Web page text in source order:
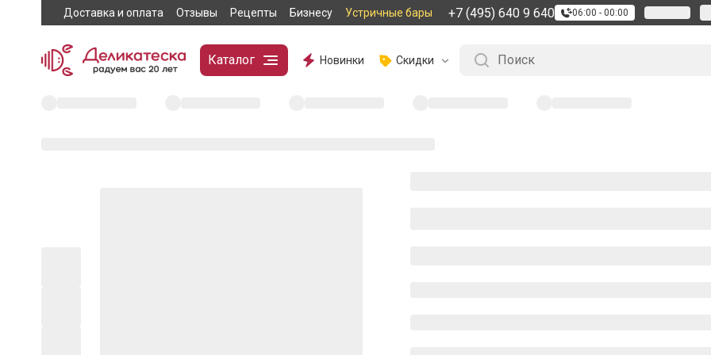
Доставка и оплата Отзывы Рецепты Бизнесу Устричные бары +7 (495) 640 9 640 06:00 - 00:00
Каталог Новинки Скидки